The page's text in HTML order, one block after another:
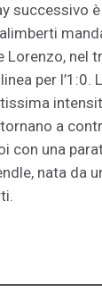
successivo
Lorenzo, nel
per l’1:0.
a
con una
nata da